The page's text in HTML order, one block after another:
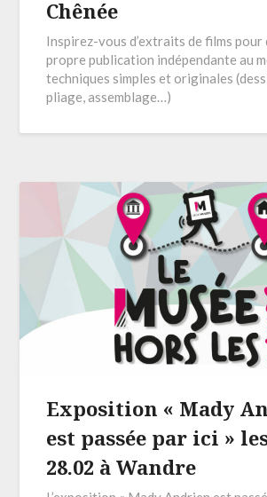
Chênée
Inspirez-vous d’extraits de films
propre publication indépendante au
techniques simples et originales
pliage, assemblage…)
Exposition « Mady
est passée par ici »
28.02 à Wandre